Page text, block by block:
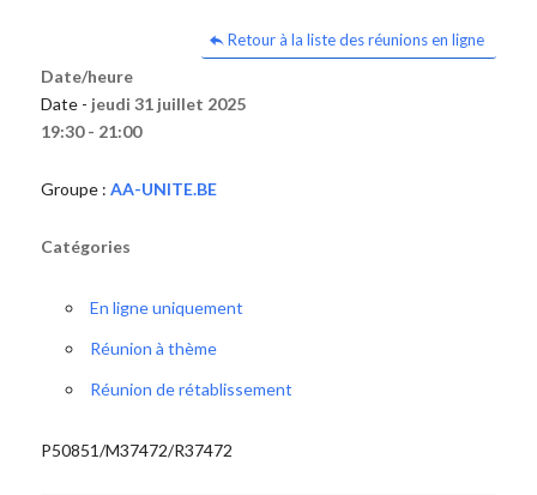
Retour à la liste des réunions en ligne
Date/heure
Date - jeudi 31 juillet 2025
19:30 - 21:00
Groupe : AA-UNITE.BE
Catégories
En ligne uniquement
Réunion à thème
Réunion de rétablissement
P50851/M37472/R37472